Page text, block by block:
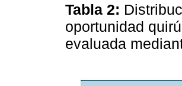
Tabla 2:
oportunidad
evaluada